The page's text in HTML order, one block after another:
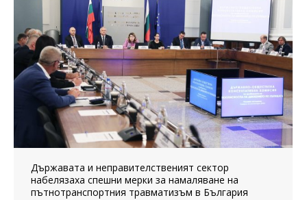
Държавата и неправителственият сектор
набелязаха спешни мерки за намаляване на
пътнотранспортния травматизъм в България